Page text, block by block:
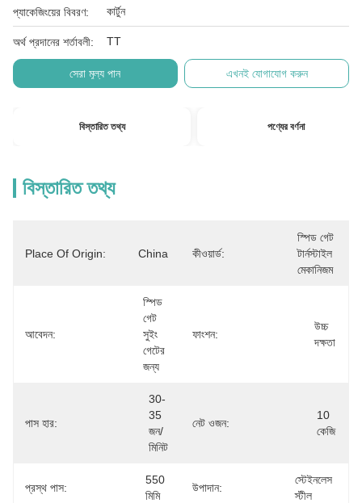
প্যাকেজিংয়ের বিবরণ: কার্টুন
অর্থ প্রদানের শর্তাবলী: TT
সেরা মূল্য পান এখনই যোগাযোগ করুন
বিস্তারিত তথ্য পণ্যের বর্ণনা
বিস্তারিত তথ্য
Place Of Origin: China কীওয়ার্ড:
স্পিড গেট
টার্নস্টাইল
মেকানিজম
আবেদন:
স্পিড
গেট
সুইং
গেটের
জন্য
ফাংশন:
উচ্চ
দক্ষতা
পাস হার:
30-
35
জন/
মিনিট
নেট ওজন:
10
কেজি
প্রস্থ পাস:
550
মিমি
উপাদান:
স্টেইনলেস
স্টীল